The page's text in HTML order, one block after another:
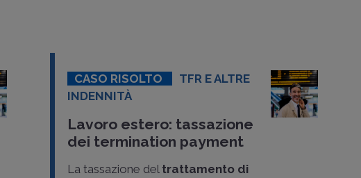
CASO RISOLTO
TFR E ALTRE
INDENNITÀ
Lavoro estero: tassazione
dei termination payment
La tassazione del trattamento di